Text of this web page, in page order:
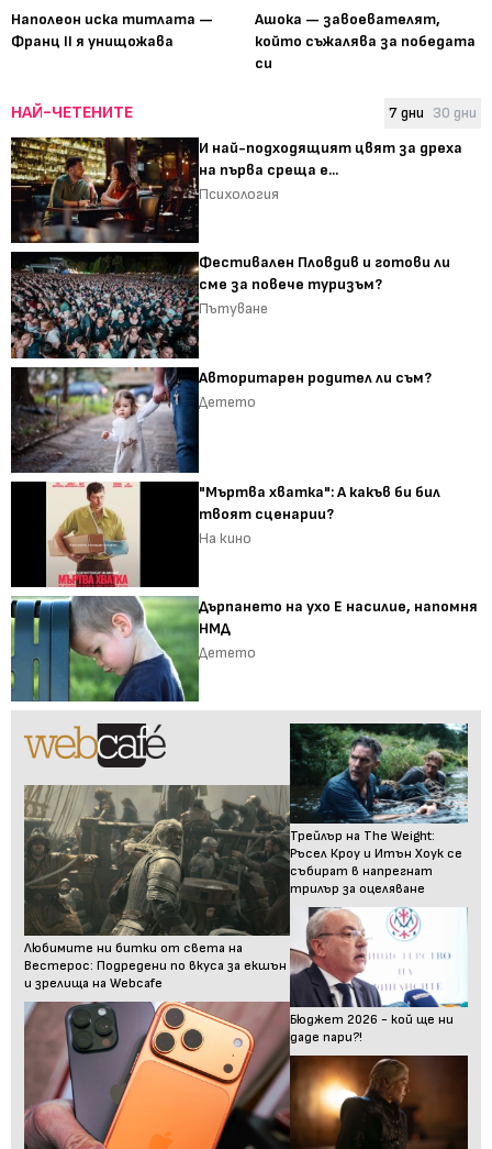
Наполеон иска титлата —
Франц II я унищожава
Ашока — завоевателят,
който съжалява за победата
си
НАЙ-ЧЕТЕНИТЕ 7 дни 30 дни
И най-подходящият цвят за дреха
на първа среща е...
Психология
Фестивален Пловдив и готови ли
сме за повече туризъм?
Пътуване
Авторитарен родител ли съм?
Детето
"Мъртва хватка": А какъв би бил
твоят сценарии?
На кино
Дърпането на ухо Е насилие, напомня
НМД
Детето
Любимите ни битки от света на
Вестерос: Подредени по вкуса за екшън
и зрелища на Webcafe
Трейлър на The Weight:
Ръсел Кроу и Итън Хоук се
събират в напрегнат
трилър за оцеляване
Бюджет 2026 - кой ще ни
даде пари?!